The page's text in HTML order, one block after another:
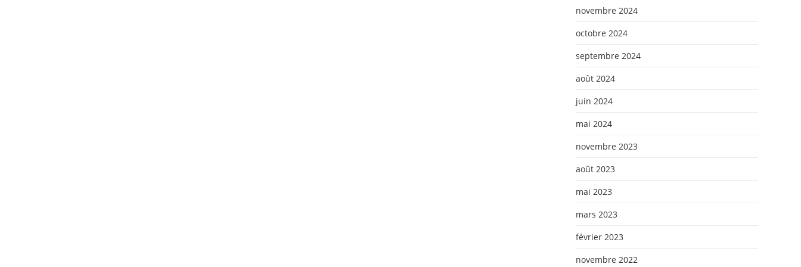
novembre 2024
octobre 2024
septembre 2024
août 2024
juin 2024
mai 2024
novembre 2023
août 2023
mai 2023
mars 2023
février 2023
novembre 2022